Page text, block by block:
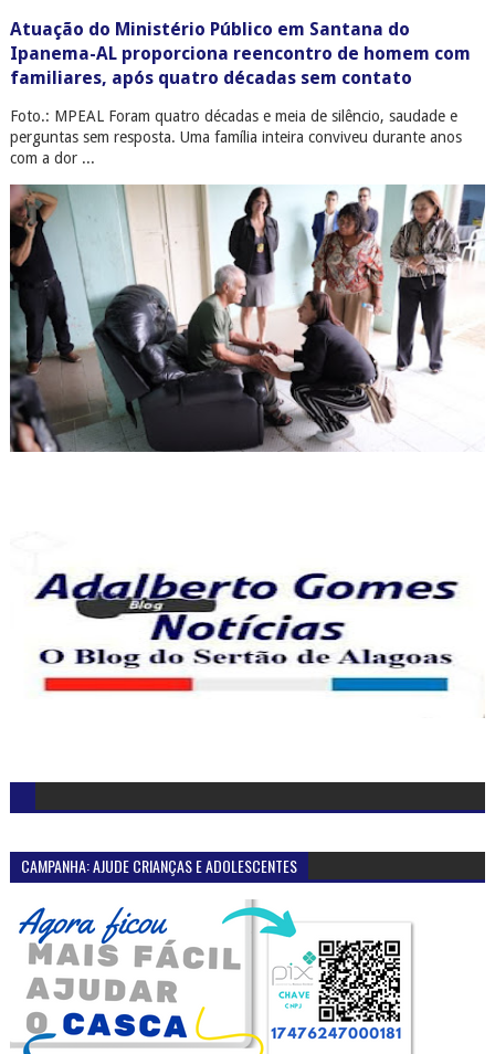
Atuação do Ministério Público em Santana do
Ipanema-AL proporciona reencontro de homem com
familiares, após quatro décadas sem contato
Foto.: MPEAL Foram quatro décadas e meia de silêncio, saudade e
perguntas sem resposta. Uma família inteira conviveu durante anos
com a dor ...
CAMPANHA: AJUDE CRIANÇAS E ADOLESCENTES